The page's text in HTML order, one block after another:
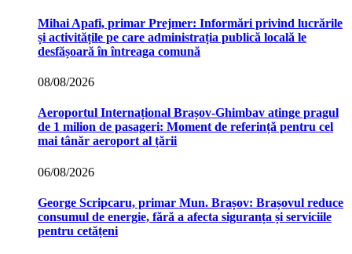
Mihai Apafi, primar Prejmer: Informări privind lucrările
și activitățile pe care administrația publică locală le
desfășoară în întreaga comună
08/08/2026
Aeroportul Internațional Brașov‑Ghimbav atinge pragul
de 1 milion de pasageri: Moment de referință pentru cel
mai tânăr aeroport al țării
06/08/2026
George Scripcaru, primar Mun. Brașov: Brașovul reduce
consumul de energie, fără a afecta siguranța și serviciile
pentru cetățeni